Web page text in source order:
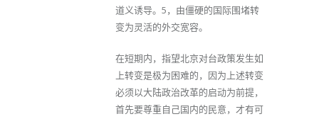
道义诱导。5，由僵硬的国际围堵转
变为灵活的外交宽容。
在短期内，指望北京对台政策发生如
上转变是极为困难的，因为上述转变
必须以大陆政治改革的启动为前提，
首先要尊重自己国内的民意，才有可